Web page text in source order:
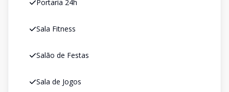
Portaria 24h
Sala Fitness
Salão de Festas
Sala de Jogos